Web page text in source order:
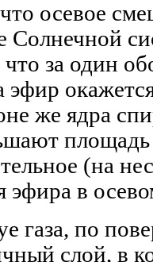
осевое
Солнечной
за один
эфир
же ядра
площадь
(на
эфира в
газа, по
слой, в